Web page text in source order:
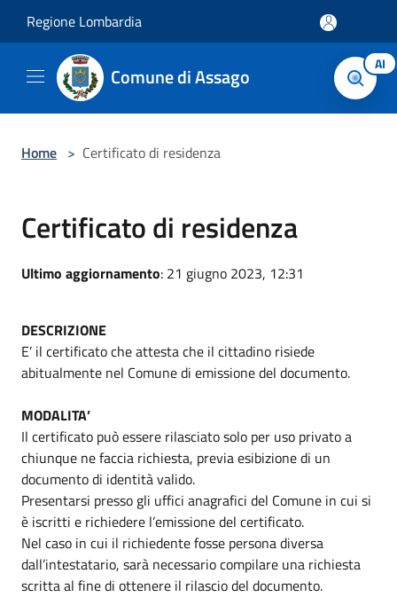
Regione Lombardia
Comune di Assago AI
Home > Certificato di residenza
Certificato di residenza
Ultimo aggiornamento: 21 giugno 2023, 12:31
DESCRIZIONE
E’ il certificato che attesta che il cittadino risiede
abitualmente nel Comune di emissione del documento.
MODALITA’
Il certificato può essere rilasciato solo per uso privato a
chiunque ne faccia richiesta, previa esibizione di un
documento di identità valido.
Presentarsi presso gli uffici anagrafici del Comune in cui si
è iscritti e richiedere l’emissione del certificato.
Nel caso in cui il richiedente fosse persona diversa
dall’intestatario, sarà necessario compilare una richiesta
scritta al fine di ottenere il rilascio del documento.